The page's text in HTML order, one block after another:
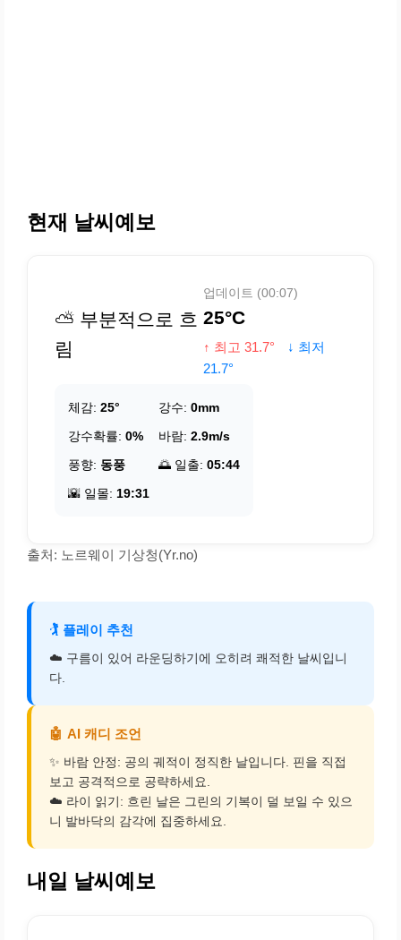
현재 날씨예보
⛅ 부분적으로 흐
림
업데이트 (00:07)
25°C
↑ 최고 31.7°
↓ 최저
21.7°
체감: 25° 강수: 0mm
강수확률: 0% 바람: 2.9m/s
풍향: 동풍 🌅 일출: 05:44
🌇 일몰: 19:31
출처: 노르웨이 기상청(Yr.no)
🏌️ 플레이 추천
☁️ 구름이 있어 라운딩하기에 오히려 쾌적한 날씨입니
다.
🤖 AI 캐디 조언
✨ 바람 안정: 공의 궤적이 정직한 날입니다. 핀을 직접
보고 공격적으로 공략하세요.
☁️ 라이 읽기: 흐린 날은 그린의 기복이 덜 보일 수 있으
니 발바닥의 감각에 집중하세요.
내일 날씨예보